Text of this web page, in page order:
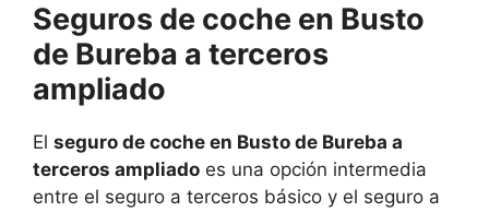
Seguros de coche en Busto
de Bureba a terceros
ampliado
El seguro de coche en Busto de Bureba a
terceros ampliado es una opción intermedia
entre el seguro a terceros básico y el seguro a